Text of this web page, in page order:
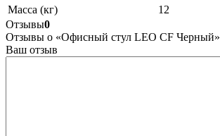
Масса (кг)
12
Отзывы0
Отзывы о «Офисный стул LEO CF Черный»
Ваш отзыв